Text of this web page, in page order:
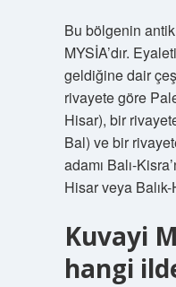
Bu bölgenin
MYSİA’dır.
geldiğine dair
rivayete göre
Hisar), bir
Bal) ve bir
adamı Balı-
Hisar veya
Kuvayi
hangi